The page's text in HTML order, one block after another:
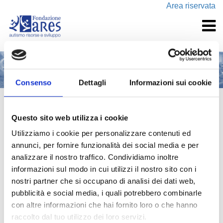
Consenso Dettagli Informazioni sui cookie
Questo sito web utilizza i cookie
Utilizziamo i cookie per personalizzare contenuti ed
annunci, per fornire funzionalità dei social media e per
analizzare il nostro traffico. Condividiamo inoltre
informazioni sul modo in cui utilizzi il nostro sito con i
nostri partner che si occupano di analisi dei dati web,
pubblicità e social media, i quali potrebbero combinarle
con altre informazioni che hai fornito loro o che hanno
raccolto dal tuo utilizzo dei loro servizi.
Area riservata
I NOSTRI SERVIZI
L’esperienza e le competenze che la Fondazione ARES ha
maturato in oltre vent'anni di attività, vengono messe a
disposizione di professionisti e familiari attraverso
laconsulenza, laformazione, lavalutazionee
gliinterventicon bambini e adulti. Al fine di favorire una
sempre maggiore conoscenza e consapevolezza sui DSA, la
Fondazione Ares gestisce unCentro di Informazione e